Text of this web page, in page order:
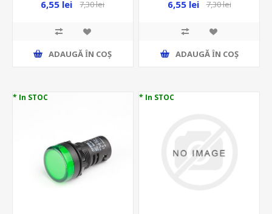
6,55 lei 7,30 lei
ADAUGĂ ȊN COŞ
6,55 lei 7,30 lei
ADAUGĂ ȊN COŞ
* In STOC * In STOC